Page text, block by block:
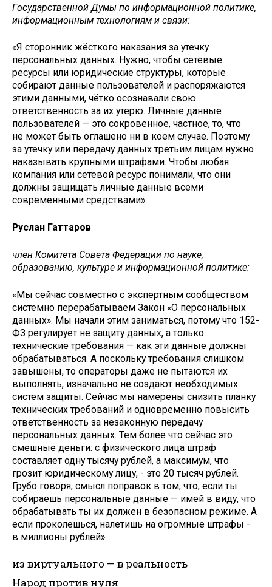
Государственной Думы по информационной политике,
информационным технологиям и связи:
«Я сторонник жёсткого наказания за утечку
персональных данных. Нужно, чтобы сетевые
ресурсы или юридические структуры, которые
собирают данные пользователей и распоряжаются
этими данными, чётко осознавали свою
ответственность за их утерю. Личные данные
пользователей — это сокровенное, частное, то, что
не может быть оглашено ни в коем случае. Поэтому
за утечку или передачу данных третьим лицам нужно
наказывать крупными штрафами. Чтобы любая
компания или сетевой ресурс понимали, что они
должны защищать личные данные всеми
современными средствами».
Руслан Гаттаров
член Комитета Совета Федерации по науке,
образованию, культуре и информационной политике:
«Мы сейчас совместно с экспертным сообществом
системно перерабатываем Закон «О персональных
данных». Мы начали этим заниматься, потому что 152-
ФЗ регулирует не защиту данных, а только
технические требования — как эти данные должны
обрабатываться. А поскольку требования слишком
завышены, то операторы даже не пытаются их
выполнять, изначально не создают необходимых
систем защиты. Сейчас мы намерены снизить планку
технических требований и одновременно повысить
ответственность за незаконную передачу
персональных данных. Тем более что сейчас это
смешные деньги: с физического лица штраф
составляет одну тысячу рублей, а максимум, что
грозит юридическому лицу, - это 20 тысяч рублей.
Грубо говоря, смысл поправок в том, что, если ты
собираешь персональные данные — имей в виду, что
обрабатывать ты их должен в безопасном режиме. А
если проколешься, налетишь на огромные штрафы -
в миллионы руб­лей».
из виртуального — в реальность
Народ против нуля